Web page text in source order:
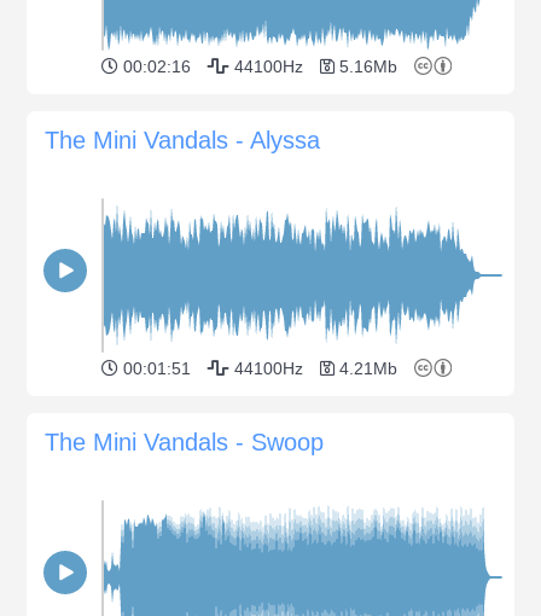
00:02:16 44100Hz 5.16Mb
The Mini Vandals - Alyssa
00:01:51 44100Hz 4.21Mb
The Mini Vandals - Swoop